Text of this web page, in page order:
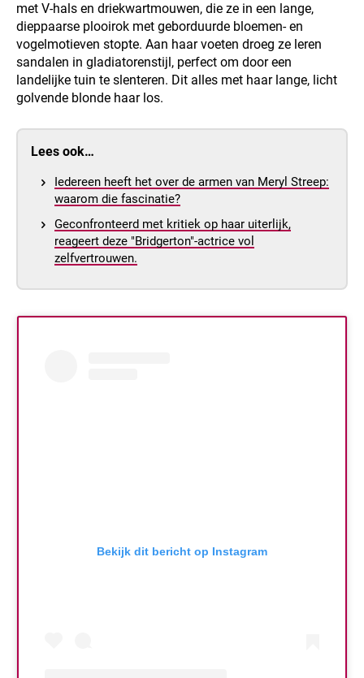
met V-hals en driekwartmouwen, die ze in een lange,
dieppaarse plooirok met geborduurde bloemen- en
vogelmotieven stopte. Aan haar voeten droeg ze leren
sandalen in gladiatorenstijl, perfect om door een
landelijke tuin te slenteren. Dit alles met haar lange, licht
golvende blonde haar los.
Lees ook…
Iedereen heeft het over de armen van Meryl Streep:
waarom die fascinatie?
Geconfronteerd met kritiek op haar uiterlijk,
reageert deze "Bridgerton"-actrice vol
zelfvertrouwen.
Bekijk dit bericht op Instagram